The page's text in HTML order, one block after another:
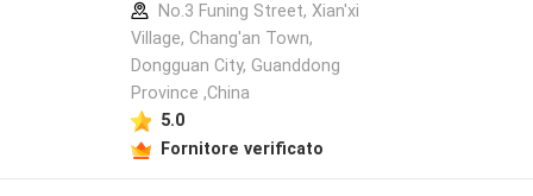
No.3 Funing Street, Xian'xi
Village, Chang'an Town,
Dongguan City, Guanddong
Province ,China
5.0
Fornitore verificato